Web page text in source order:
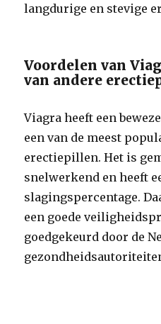
langdurige en stevige
Voordelen van
van andere
Viagra heeft een
een van de meest
erectiepillen. Het is
snelwerkend en heeft
slagingspercentage.
een goede
goedgekeurd door de